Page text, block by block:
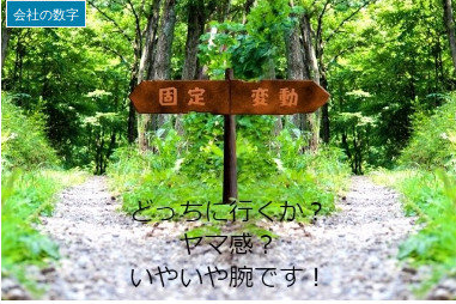
会社の数字